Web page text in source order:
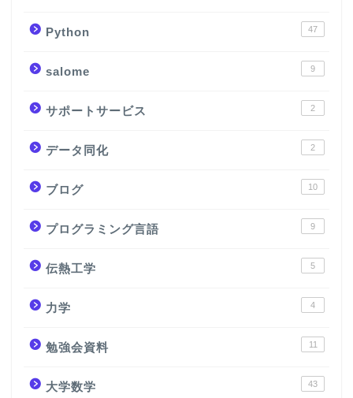
Python 47
salome 9
サポートサービス 2
データ同化 2
ブログ 10
プログラミング言語 9
伝熱工学 5
力学 4
勉強会資料 11
大学数学 43